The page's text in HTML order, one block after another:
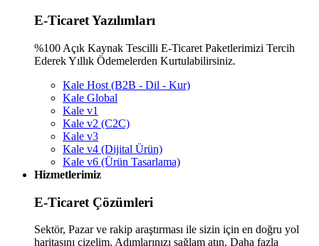
E-Ticaret Yazılımları
%100 Açık Kaynak Tescilli E-Ticaret Paketlerimizi Tercih
Ederek Yıllık Ödemelerden Kurtulabilirsiniz.
Kale Host (B2B - Dil - Kur)
Kale Global
Kale v1
Kale v2 (C2C)
Kale v3
Kale v4 (Dijital Ürün)
Kale v6 (Ürün Tasarlama)
Hizmetlerimiz
E-Ticaret Çözümleri
Sektör, Pazar ve rakip araştırması ile sizin için en doğru yol
haritasını çizelim. Adımlarınızı sağlam atın. Daha fazla